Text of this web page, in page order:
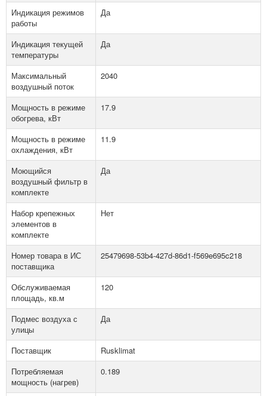
Индикация режимов
работы
Да
Индикация текущей
температуры
Да
Максимальный
воздушный поток
2040
Мощность в режиме
обогрева, кВт
17.9
Мощность в режиме
охлаждения, кВт
11.9
Моющийся
воздушный фильтр в
комплекте
Да
Набор крепежных
элементов в
комплекте
Нет
Номер товара в ИС
поставщика
25479698-53b4-427d-86d1-f569e695c218
Обслуживаемая
площадь, кв.м
120
Подмес воздуха с
улицы
Да
Поставщик
Rusklimat
Потребляемая
мощность (нагрев)
0.189